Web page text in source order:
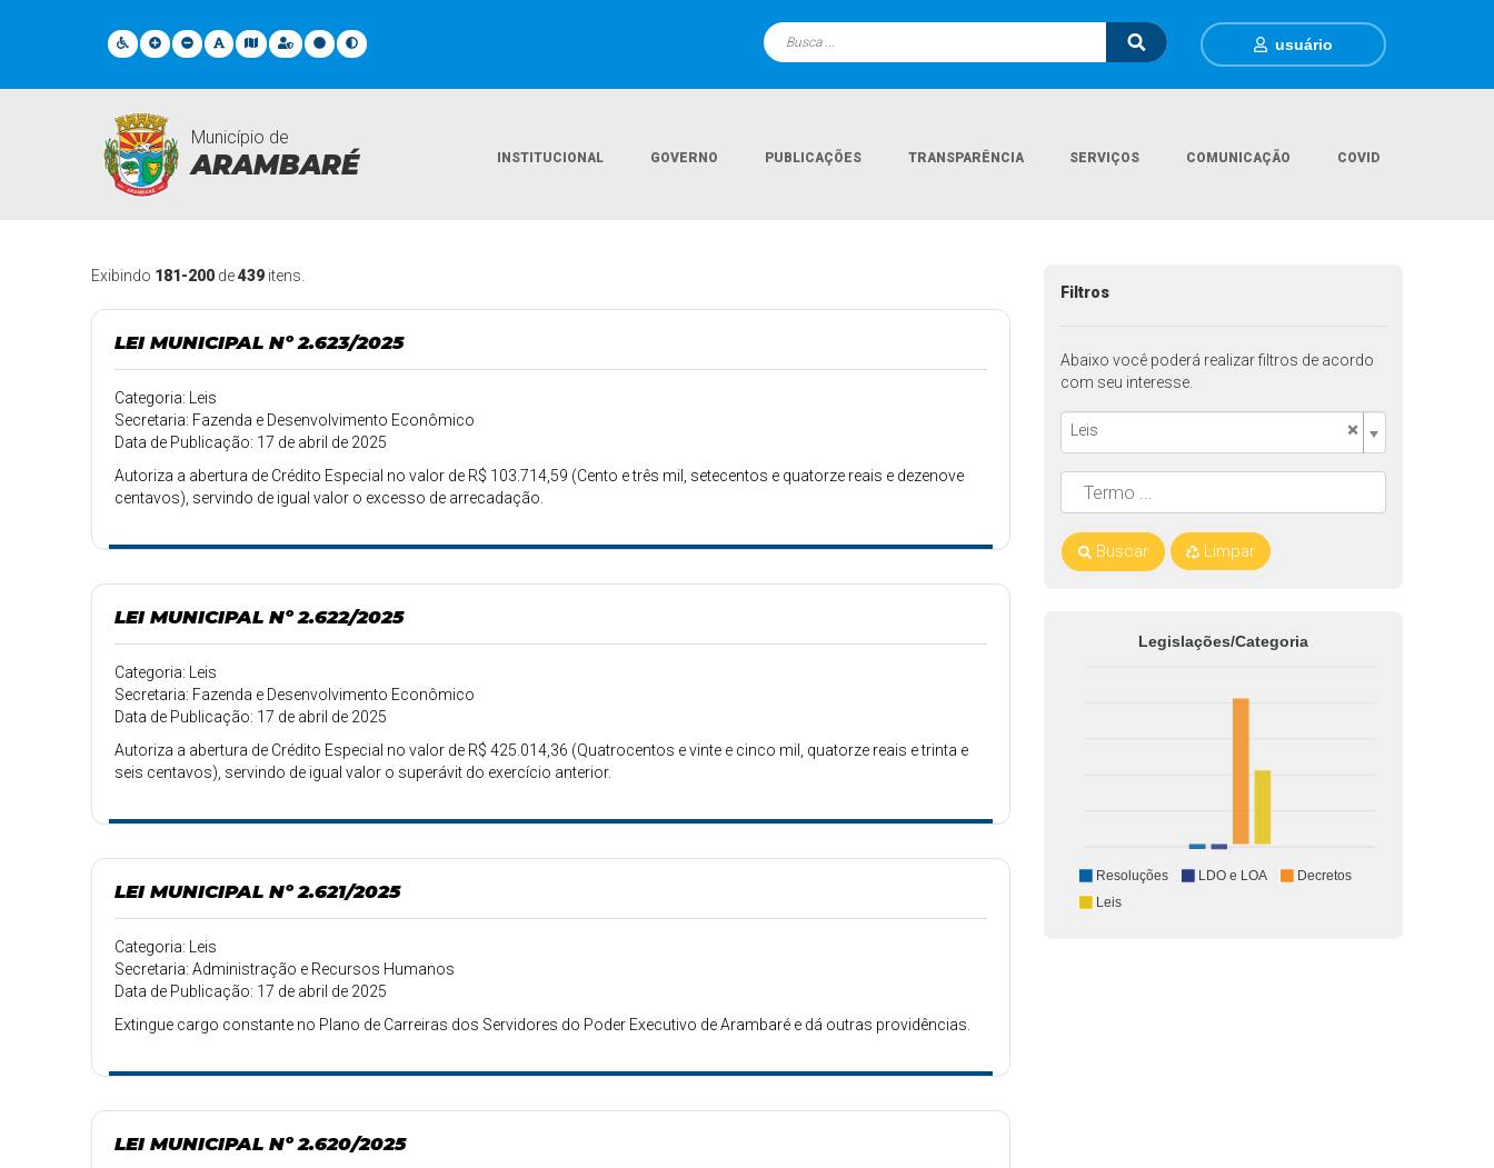
usuário
Município de
ARAMBARÉ INSTITUCIONAL GOVERNO PUBLICAÇÕES TRANSPARÊNCIA SERVIÇOS COMUNICAÇÃO COVID
Legislações
Exibindo 181-200 de439 itens.
LEI MUNICIPAL Nº 2.623/2025
Categoria: Leis
Secretaria: Fazenda e Desenvolvimento Econômico
Data de Publicação: 17 de abril de 2025
Autoriza a abertura de Crédito Especial no valor de R$ 103.714,59 (Cento e três mil, setecentos e quatorze reais e dezenove
centavos), servindo de igual valor o excesso de arrecadação.
LEI MUNICIPAL Nº 2.622/2025
Categoria: Leis
Secretaria: Fazenda e Desenvolvimento Econômico
Data de Publicação: 17 de abril de 2025
Autoriza a abertura de Crédito Especial no valor de R$ 425.014,36 (Quatrocentos e vinte e cinco mil, quatorze reais e trinta e
seis centavos), servindo de igual valor o superávit do exercício anterior.
LEI MUNICIPAL Nº 2.621/2025
Categoria: Leis
Secretaria: Administração e Recursos Humanos
Data de Publicação: 17 de abril de 2025
Extingue cargo constante no Plano de Carreiras dos Servidores do Poder Executivo de Arambaré e dá outras providências.
LEI MUNICIPAL Nº 2.620/2025
Filtros
Abaixo você poderá realizar filtros de acordo
com seu interesse.
×
Leis
Buscar Limpar
Legislações/Categoria
Resoluções LDO e LOA
Decretos
Leis